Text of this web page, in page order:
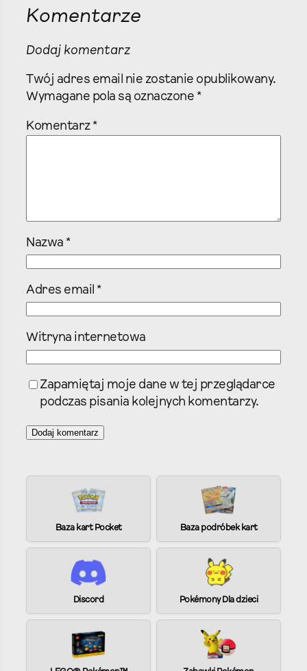
Komentarze
Dodaj komentarz
Twój adres email nie zostanie opublikowany.
Wymagane pola są oznaczone *
Komentarz *
Nazwa *
Adres email *
Witryna internetowa
Zapamiętaj moje dane w tej przeglądarce
podczas pisania kolejnych komentarzy.
l
n
v
Baza kart Pocket Baza podróbek kart
Discord Pokémony Dla dzieci